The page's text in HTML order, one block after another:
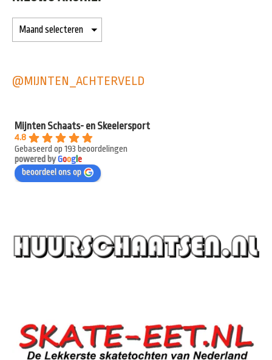
@MIJNTEN_ACHTERVELD
Mijnten Schaats- en Skeelersport
4.8
Gebaseerd op 193 beoordelingen
powered byGooge
beoordeel ons op